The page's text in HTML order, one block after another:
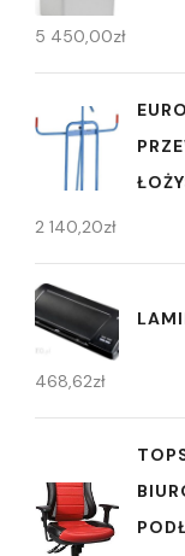
5 450,00zł
2 140,20zł
468,62zł